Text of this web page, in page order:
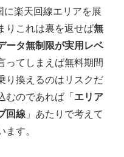
楽天回線エリアを展
りこれは裏を返せば無
ータ無制限が実用レベ
ってしまえば無料期間
り換えるのはリスクだ
むのであれば「 エリア
回線 」あたりで考えて
す。